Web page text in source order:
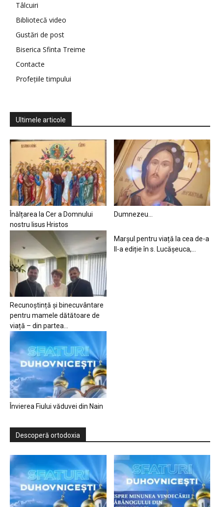
Tâlcuiri
Bibliotecă video
Gustări de post
Biserica Sfinta Treime
Contacte
Profețiile timpului
Ultimele articole
Înălțarea la Cer a Domnului
nostru Iisus Hristos
Dumnezeu…
Recunoștință și binecuvântare
pentru mamele dătătoare de
viață – din partea...
Marșul pentru viață la cea de-a
II-a ediție în s. Lucășeuca,...
Învierea Fiului văduvei din Nain
Descoperă ortodoxia